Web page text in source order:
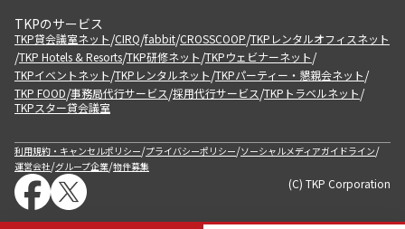
TKPのサービス
TKP貸会議室ネット/CIRQ/fabbit/CROSSCOOP/TKPレンタルオフィスネット
/TKP Hotels & Resorts/TKP研修ネット/TKPウェビナーネット/
TKPイベントネット/TKPレンタルネット/TKPパーティー・懇親会ネット/
TKP FOOD/事務局代行サービス/採用代行サービス/TKPトラベルネット/
TKPスター貸会議室
利用規約・キャンセルポリシー/プライバシーポリシー/ソーシャルメディアガイドライン/
運営会社/グループ企業/物件募集
(C) TKP Corporation